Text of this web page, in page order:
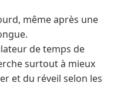
même après une
de temps de
surtout à mieux
et du réveil selon les